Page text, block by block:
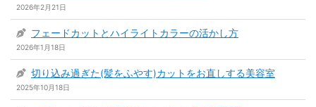
2026年2月21日
フェードカットとハイライトカラーの活かし方
2026年1月18日
切り込み過ぎた(髪をふやす)カットをお直しする美容室
2025年10月18日